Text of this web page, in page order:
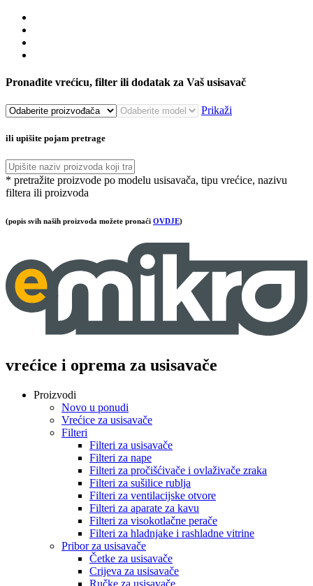
Pronađite vrećicu, filter ili dodatak za Vaš usisavač
Prikaži
ili upišite pojam pretrage
* pretražite proizvode po modelu usisavača, tipu vrećice, nazivu
filtera ili proizvoda
(popis svih naših proizvoda možete pronaći OVDJE)
vrećice i oprema za usisavače
Proizvodi
Novo u ponudi
Vrećice za usisavače
Filteri
Filteri za usisavače
Filteri za nape
Filteri za pročišćivače i ovlaživače zraka
Filteri za sušilice rublja
Filteri za ventilacijske otvore
Filteri za aparate za kavu
Filteri za visokotlačne perače
Filteri za hladnjake i rashladne vitrine
Pribor za usisavače
Četke za usisavače
Crijeva za usisavače
Ručke za usisavače